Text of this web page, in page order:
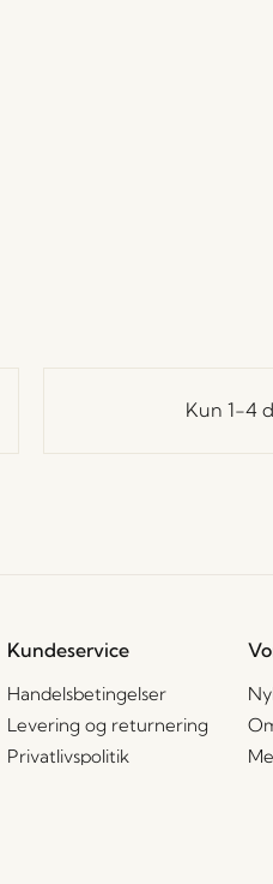
Kun 1-4
Kundeservice
Handelsbetingelser
Levering og returnering
Privatlivspolitik